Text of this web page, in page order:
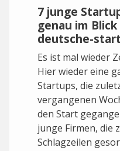
7 junge
genau im
deutsche-
Es ist mal wieder
Hier wieder eine
Startups, die
vergangenen
den Start
junge Firmen, die
Schlagzeilen